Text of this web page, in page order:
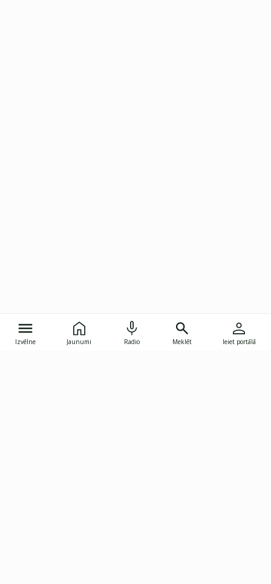
Izvēlne Jaunumi Radio Meklēt Ieiet portālā